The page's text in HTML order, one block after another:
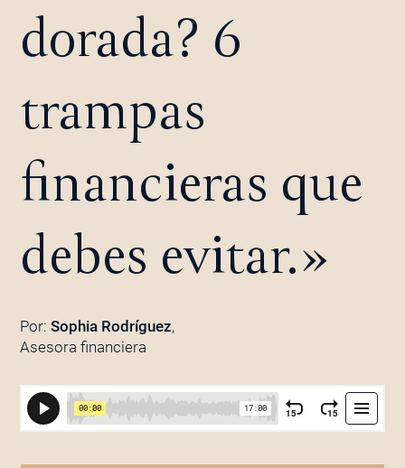
dorada? 6
trampas
financieras que
debes evitar.»
Por: Sophia Rodríguez,
Asesora financiera